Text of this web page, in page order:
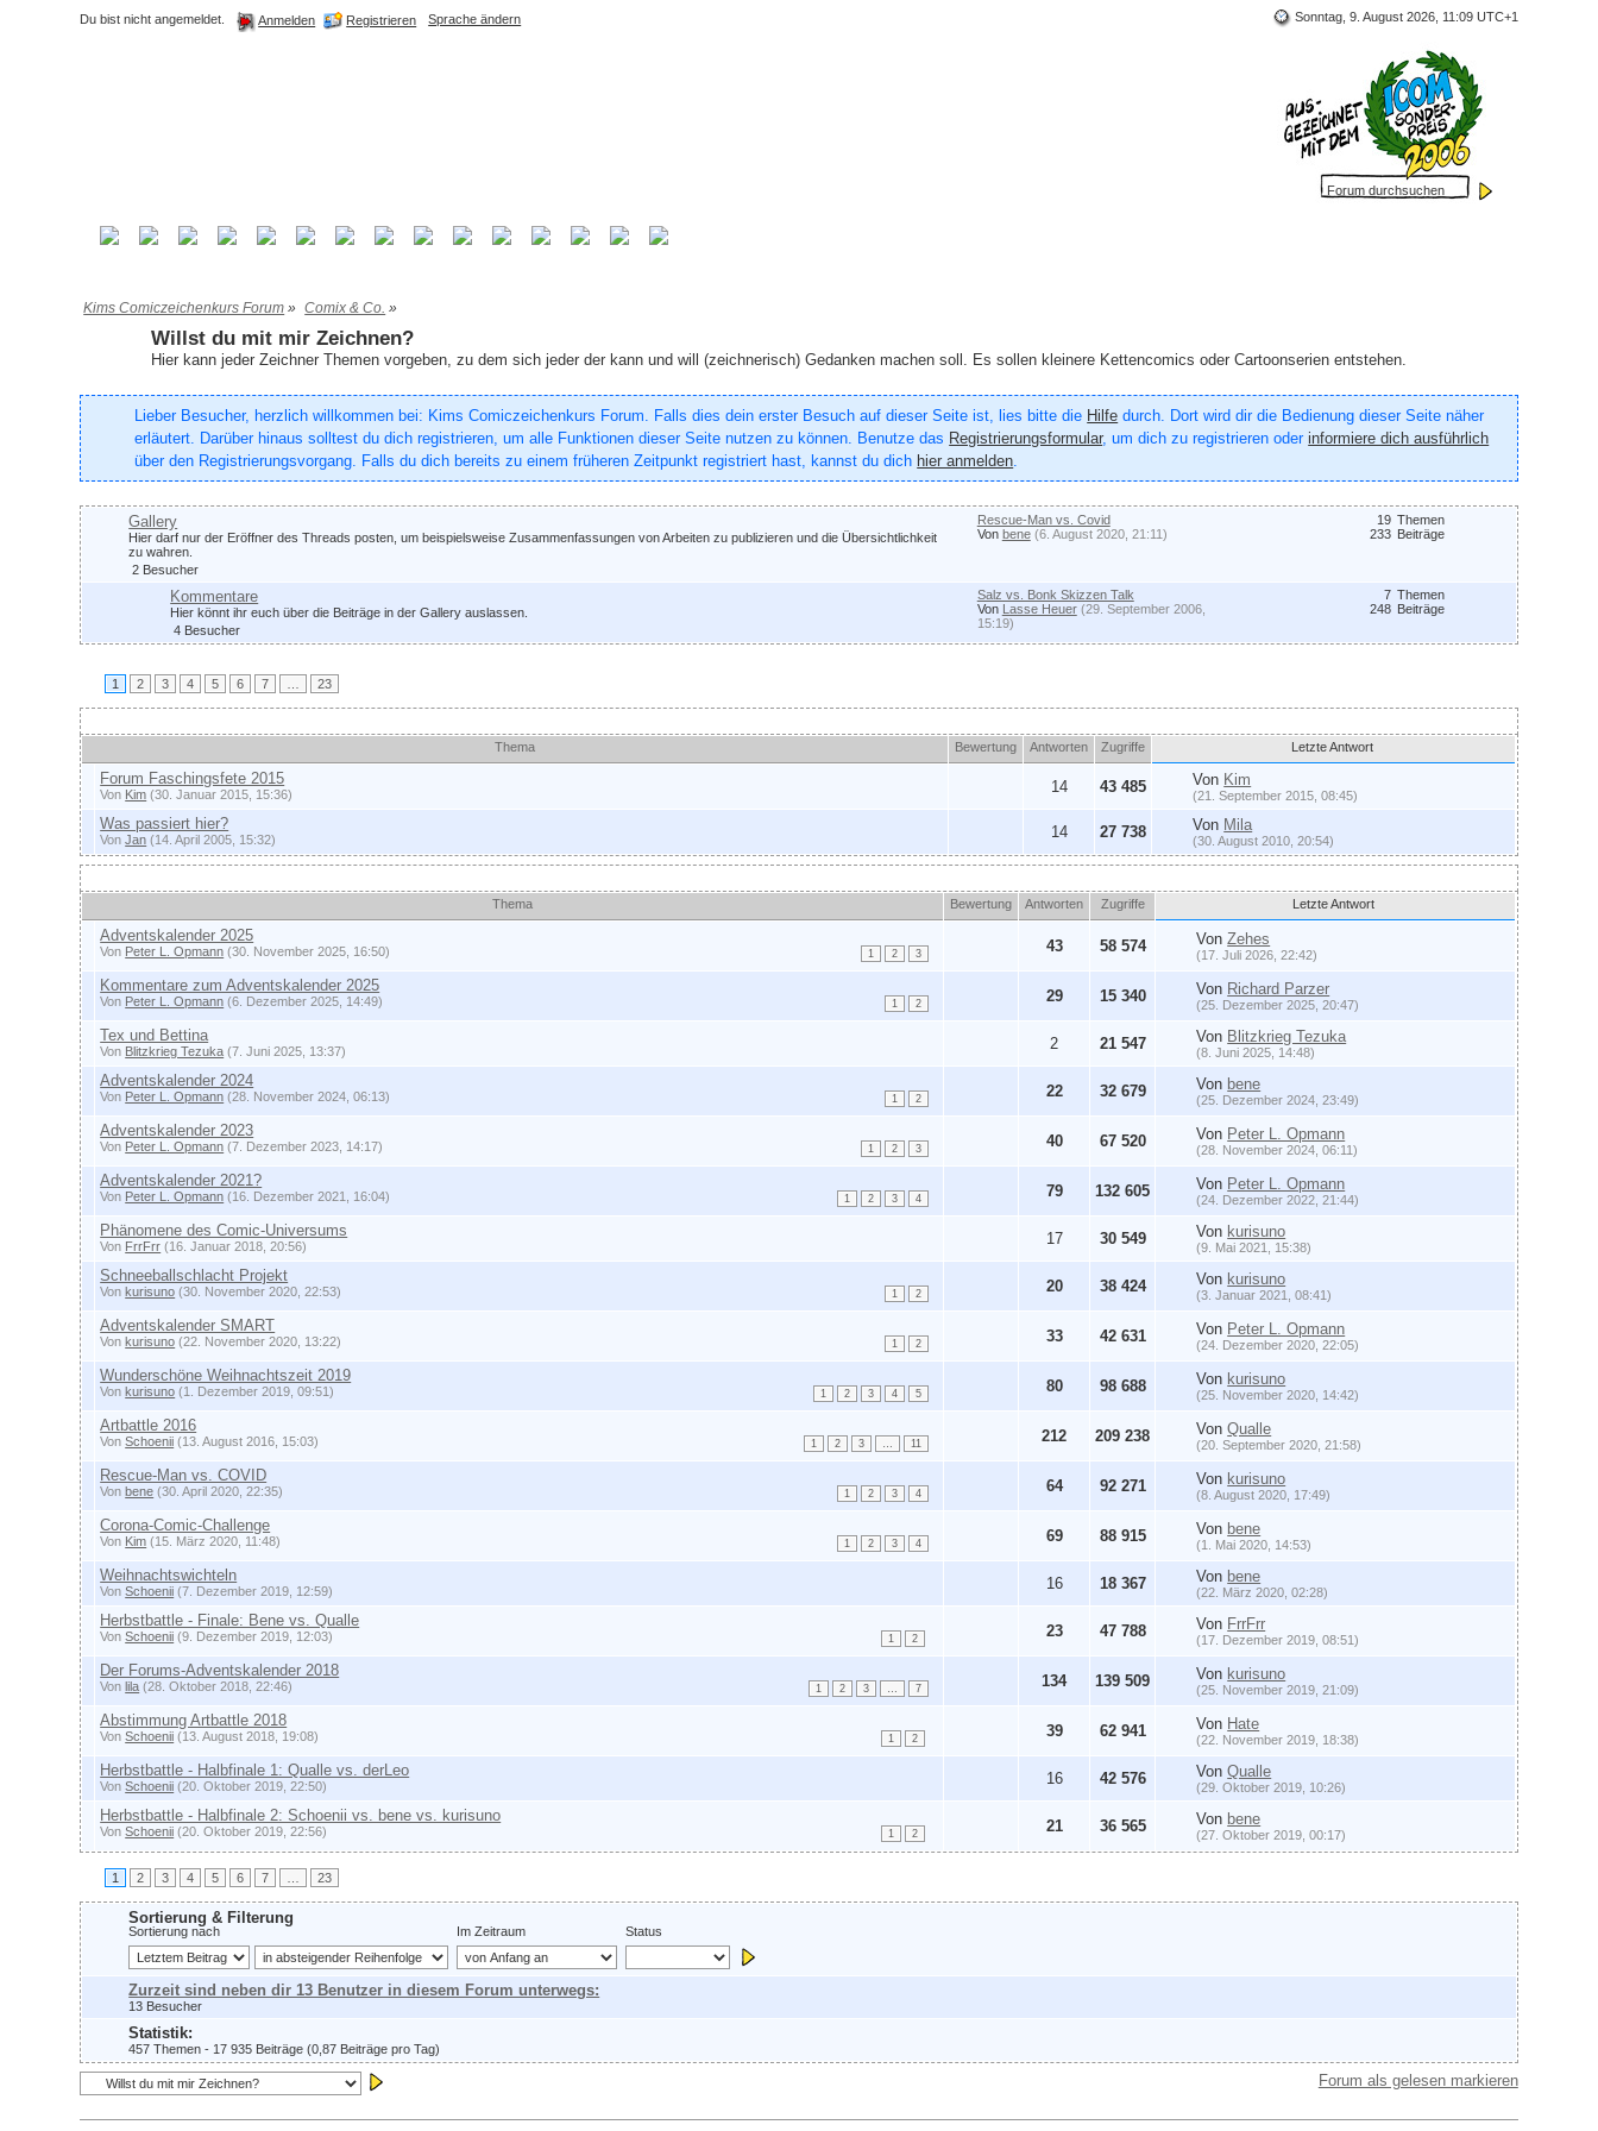
Sonntag, 9. August 2026, 11:09 UTC+1
Du bist nicht angemeldet. Anmelden Registrieren Sprache ändern
Kims Comiczeichenkurs Forum » Comix & Co. »
Willst du mit mir Zeichnen?
Hier kann jeder Zeichner Themen vorgeben, zu dem sich jeder der kann und will (zeichnerisch) Gedanken machen soll. Es sollen kleinere Kettencomics oder Cartoonserien entstehen.
Lieber Besucher, herzlich willkommen bei: Kims Comiczeichenkurs Forum. Falls dies dein erster Besuch auf dieser Seite ist, lies bitte die Hilfe durch. Dort wird dir die Bedienung dieser Seite näher
erläutert. Darüber hinaus solltest du dich registrieren, um alle Funktionen dieser Seite nutzen zu können. Benutze das Registrierungsformular, um dich zu registrieren oderinformiere dich ausführlich
über den Registrierungsvorgang. Falls du dich bereits zu einem früheren Zeitpunkt registriert hast, kannst du dich hier anmelden.
Gallery
Hier darf nur der Eröffner des Threads posten, um beispielsweise Zusammenfassungen von Arbeiten zu publizieren und die Übersichtlichkeit
zu wahren.
2 Besucher
Rescue-Man vs. Covid
Von bene (6. August 2020, 21:11)
Themen
19
Beiträge
233
Kommentare
Hier könnt ihr euch über die Beiträge in der Gallery auslassen.
4 Besucher
Salz vs. Bonk Skizzen Talk
Von Lasse Heuer (29. September 2006,
15:19)
Themen
7
Beiträge
248
1 2 3 4 5 6 7 … 23
Thema Bewertung Antworten Zugriffe Letzte Antwort
Forum Faschingsfete 2015
Von Kim (30. Januar 2015, 15:36) 14 43 485 Von Kim
(21. September 2015, 08:45)
Was passiert hier?
VonJan (14. April 2005, 15:32) 14 27 738 Von Mila
(30. August 2010, 20:54)
Thema Bewertung Antworten Zugriffe Letzte Antwort
Adventskalender 2025
1 2 3
Von Peter L. Opmann (30. November 2025, 16:50) 43 58 574 VonZehes
(17. Juli 2026, 22:42)
Kommentare zum Adventskalender 2025
1 2
Von Peter L. Opmann (6. Dezember 2025, 14:49) 29 15 340 Von Richard Parzer
(25. Dezember 2025, 20:47)
Tex und Bettina
Von Blitzkrieg Tezuka (7. Juni 2025, 13:37) 2 21 547 Von Blitzkrieg Tezuka
(8. Juni 2025, 14:48)
Adventskalender 2024
1 2
Von Peter L. Opmann (28. November 2024, 06:13) 22 32 679 Von bene
(25. Dezember 2024, 23:49)
Adventskalender 2023
1 2 3
Von Peter L. Opmann (7. Dezember 2023, 14:17) 40 67 520 Von Peter L. Opmann
(28. November 2024, 06:11)
Adventskalender 2021?
1 2 3 4
Von Peter L. Opmann (16. Dezember 2021, 16:04) 79 132 605 Von Peter L. Opmann
(24. Dezember 2022, 21:44)
Phänomene des Comic-Universums
Von FrrFrr (16. Januar 2018, 20:56) 17 30 549 Von kurisuno
(9. Mai 2021, 15:38)
Schneeballschlacht Projekt
1 2
Von kurisuno (30. November 2020, 22:53) 20 38 424 Von kurisuno
(3. Januar 2021, 08:41)
Adventskalender SMART
1 2
Von kurisuno (22. November 2020, 13:22) 33 42 631 Von Peter L. Opmann
(24. Dezember 2020, 22:05)
Wunderschöne Weihnachtszeit 2019
1 2 3 4 5
Von kurisuno (1. Dezember 2019, 09:51) 80 98 688 Von kurisuno
(25. November 2020, 14:42)
Artbattle 2016
1 2 3 … 11
VonSchoenii (13. August 2016, 15:03) 212 209 238 VonQualle
(20. September 2020, 21:58)
Rescue-Man vs. COVID
1 2 3 4
Von bene (30. April 2020, 22:35) 64 92 271 Von kurisuno
(8. August 2020, 17:49)
Corona-Comic-Challenge
1 2 3 4
Von Kim (15. März 2020, 11:48) 69 88 915 Von bene
(1. Mai 2020, 14:53)
Weihnachtswichteln
VonSchoenii (7. Dezember 2019, 12:59) 16 18 367 Von bene
(22. März 2020, 02:28)
Herbstbattle - Finale: Bene vs. Qualle
1 2
VonSchoenii (9. Dezember 2019, 12:03) 23 47 788 Von FrrFrr
(17. Dezember 2019, 08:51)
Der Forums-Adventskalender 2018
1 2 3 … 7
Von lila (28. Oktober 2018, 22:46) 134 139 509 Von kurisuno
(25. November 2019, 21:09)
Abstimmung Artbattle 2018
1 2
VonSchoenii (13. August 2018, 19:08) 39 62 941 Von Hate
(22. November 2019, 18:38)
Herbstbattle - Halbfinale 1: Qualle vs. derLeo
VonSchoenii (20. Oktober 2019, 22:50) 16 42 576 VonQualle
(29. Oktober 2019, 10:26)
Herbstbattle - Halbfinale 2: Schoenii vs. bene vs. kurisuno
1 2
VonSchoenii (20. Oktober 2019, 22:56) 21 36 565 Von bene
(27. Oktober 2019, 00:17)
1 2 3 4 5 6 7 23
Sortierung & Filterung
Sortierung nach Im Zeitraum Status
Zurzeit sind neben dir 13 Benutzer in diesem Forum unterwegs:
13 Besucher
Statistik:
457 Themen - 17 935 Beiträge (0,87 Beiträge pro Tag)
Forum als gelesen markieren